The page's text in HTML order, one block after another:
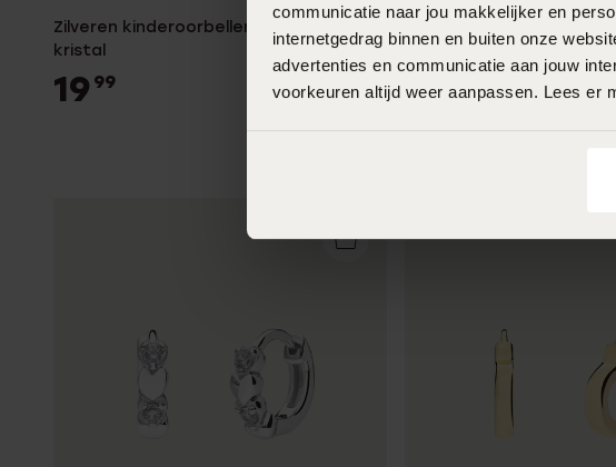
communicatie naar jou makkelijker en
internetgedrag binnen en buiten onze
advertenties en communicatie aan jouw
voorkeuren altijd weer aanpassen. Lees er
Zilveren kinderoorbellen kersen fuchsia
kristal
19 99
Zilveren goldplated
hartje
29